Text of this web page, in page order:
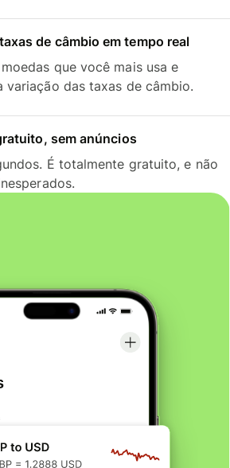
de câmbio em tempo real
que você mais usa e
variação das taxas de câmbio.
sem anúncios
É totalmente gratuito, e não